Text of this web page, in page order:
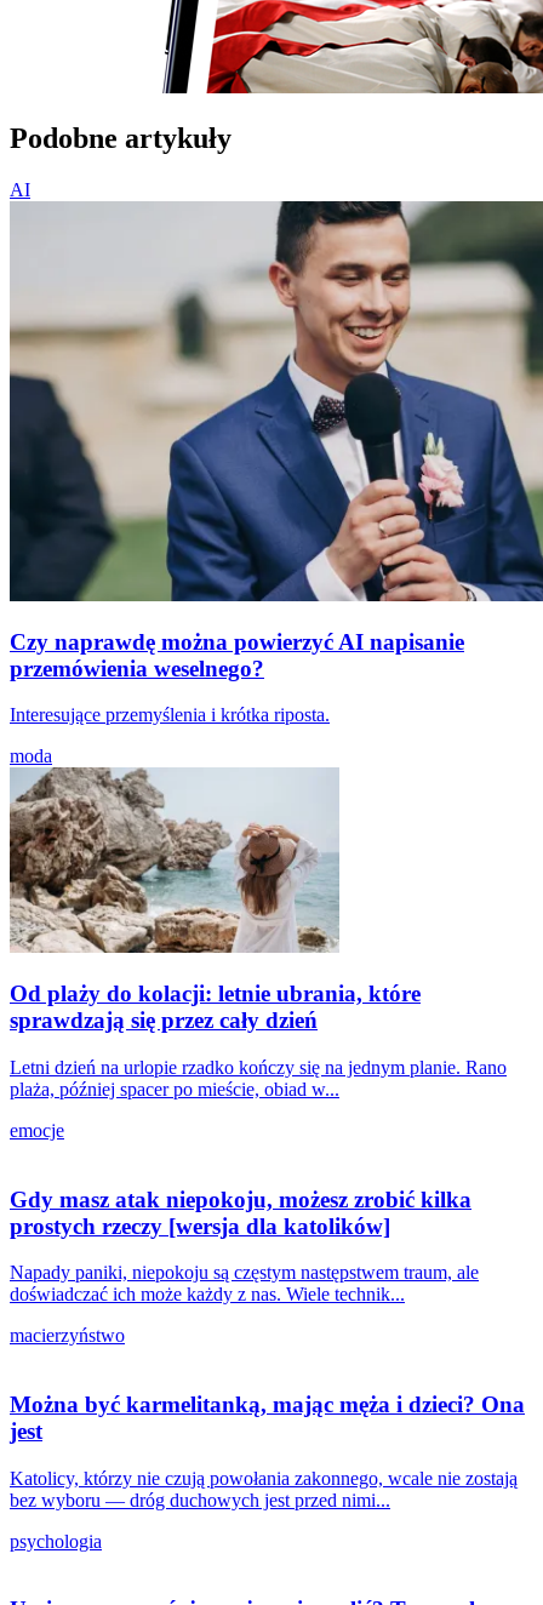
Podobne artykuły
AI
Czy naprawdę można powierzyć AI napisanie
przemówienia weselnego?
Interesujące przemyślenia i krótka riposta.
moda
Od plaży do kolacji: letnie ubrania, które
sprawdzają się przez cały dzień
Letni dzień na urlopie rzadko kończy się na jednym planie. Rano
plaża, później spacer po mieście, obiad w...
emocje
Gdy masz atak niepokoju, możesz zrobić kilka
prostych rzeczy [wersja dla katolików]
Napady paniki, niepokoju są częstym następstwem traum, ale
doświadczać ich może każdy z nas. Wiele technik...
macierzyństwo
Można być karmelitanką, mając męża i dzieci? Ona
jest
Katolicy, którzy nie czują powołania zakonnego, wcale nie zostają
bez wyboru — dróg duchowych jest przed nimi...
psychologia